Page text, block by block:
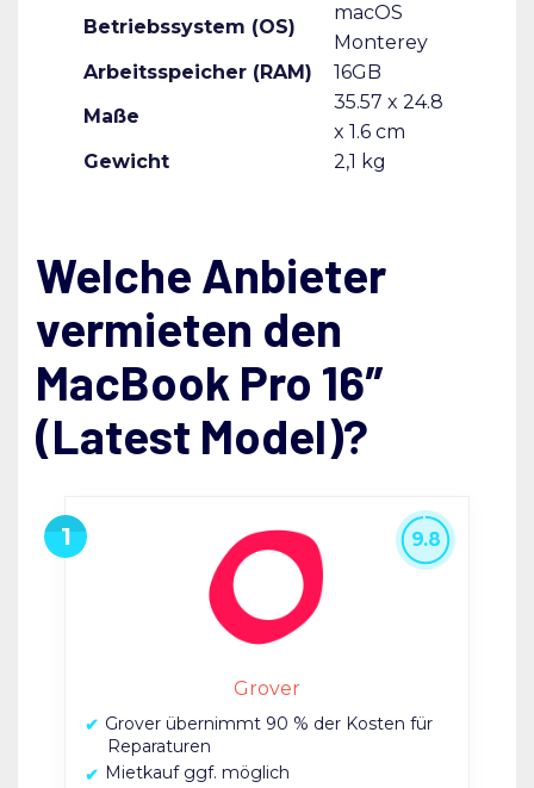
Betriebssystem (OS)
macOS
Monterey
Arbeitsspeicher (RAM)
16GB
Maße
35.57 x 24.8
x 1.6 cm
Gewicht
2,1 kg
Welche Anbieter
vermieten den
MacBook Pro 16″
(Latest Model)?
Grover
Grover übernimmt 90 % der Kosten für
Reparaturen
Mietkauf ggf. möglich
9.8